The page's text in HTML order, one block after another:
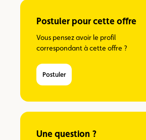
Postuler pour cette offre
Vous pensez avoir le profil
correspondant à cette offre ?
Postuler
Une question ?